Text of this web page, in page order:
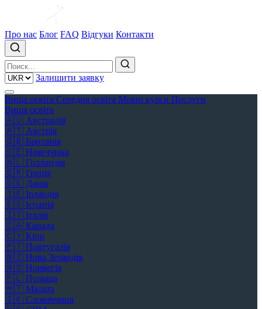
Про нас Блог FAQ Відгуки Контакти
Залишити заявку
Вища освіта Середня освіта Мовні курси Послуги
Вища освіта
🇦🇺 Австралія
🇦🇹 Австрія
🇬🇧 Британія
🇩🇪 Німеччина
🇳🇱 Голландія
🇬🇷 Греція
🇩🇰 Данія
🇮🇪 Ірландія
🇪🇸 Іспанія
🇮🇹 Італія
🇨🇦 Канада
🇨🇾 Кіпр
🇵🇹 Португалія
🇳🇿 Нова Зеландія
🇳🇴 Норвегія
🇵🇱 Польща
🇲🇹 Мальта
🇸🇰 Словаччина